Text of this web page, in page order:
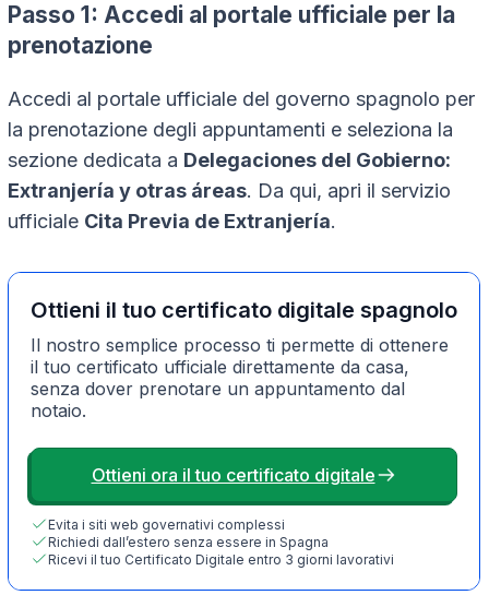
Passo 1: Accedi al portale ufficiale per la
prenotazione
Accedi al portale ufficiale del governo spagnolo per
la prenotazione degli appuntamenti e seleziona la
sezione dedicata a Delegaciones del Gobierno:
Extranjería y otras áreas. Da qui, apri il servizio
ufficiale Cita Previa de Extranjería.
Ottieni il tuo certificato digitale spagnolo
Il nostro semplice processo ti permette di ottenere
il tuo certificato ufficiale direttamente da casa,
senza dover prenotare un appuntamento dal
notaio.
Ottieni ora il tuo certificato digitale
Evita i siti web governativi complessi
Richiedi dall’estero senza essere in Spagna
Ricevi il tuo Certificato Digitale entro 3 giorni lavorativi